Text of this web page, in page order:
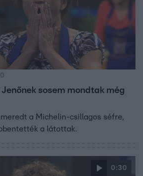
Jenőnek sosem mondtak még
a Michelin-csillagos séfre,
a látottak.
0:30